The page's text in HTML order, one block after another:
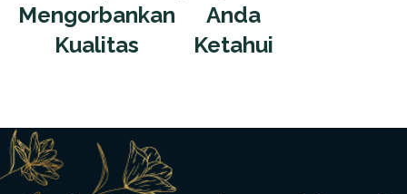
Mengorbankan
Kualitas
Anda
Ketahui